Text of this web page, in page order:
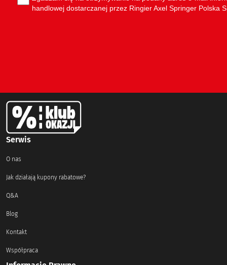
Serwis
O nas
Jak działają kupony rabatowe?
Q&A
Blog
Kontakt
Współpraca